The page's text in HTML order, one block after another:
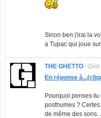
Sinon ben j'irai la
a Tupac qui joue
THE GHETTO- Dim
En réponse
Pourquoi penses-
posthumes ?
de même des sons.